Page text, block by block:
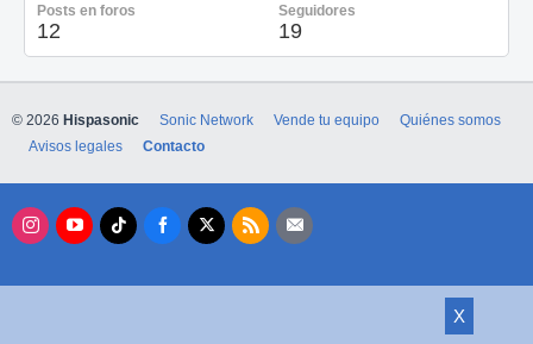
Posts en foros
12
Seguidores
19
X
© 2026 Hispasonic Sonic Network Vende tu equipo
Quiénes somos
Avisos legales
Contacto